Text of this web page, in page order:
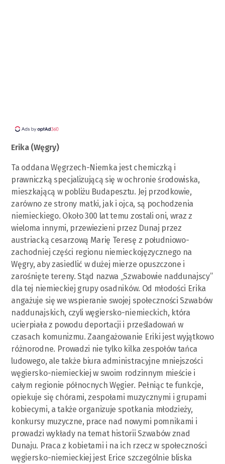
Erika (Węgry)
Ta oddana Węgrzech-Niemka jest chemiczką i
prawniczką specjalizującą się w ochronie środowiska,
mieszkającą w pobliżu Budapesztu. Jej przodkowie,
zarówno ze strony matki, jak i ojca, są pochodzenia
niemieckiego. Około 300 lat temu zostali oni, wraz z
wieloma innymi, przewiezieni przez Dunaj przez
austriacką cesarzową Marię Teresę z południowo-
zachodniej części regionu niemieckojęzycznego na
Węgry, aby zasiedlić w dużej mierze opuszczone i
zarośnięte tereny. Stąd nazwa „Szwabowie naddunajscy”
dla tej niemieckiej grupy osadników. Od młodości Erika
angażuje się we wspieranie swojej społeczności Szwabów
naddunajskich, czyli węgiersko-niemieckich, która
ucierpiała z powodu deportacji i prześladowań w
czasach komunizmu. Zaangażowanie Eriki jest wyjątkowo
różnorodne. Prowadzi nie tylko kilka zespołów tańca
ludowego, ale także biura administracyjne mniejszości
węgiersko-niemieckiej w swoim rodzinnym mieście i
całym regionie północnych Węgier. Pełniąc te funkcje,
opiekuje się chórami, zespołami muzycznymi i grupami
kobiecymi, a także organizuje spotkania młodzieży,
konkursy muzyczne, prace nad nowymi pomnikami i
prowadzi wykłady na temat historii Szwabów znad
Dunaju. Praca z kobietami i na ich rzecz w społeczności
węgiersko-niemieckiej jest Erice szczególnie bliska